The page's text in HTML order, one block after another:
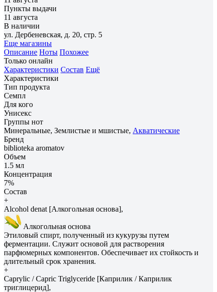
Пункты выдачи
11 августа
В наличии
ул. Дербеневская, д. 20, стр. 5
Еще магазины
Описание Ноты Похожее
Только онлайн
Характеристики Состав Ещё
Характеристики
Тип продукта
Семпл
Для кого
Унисекс
Группы нот
Минеральные, Землистые и мшистые, Акватические
Бренд
biblioteka aromatov
Объем
1.5 мл
Концентрация
7%
Состав
+
Alcohol denat [Алкогольная основа],
Алкогольная основа
Этиловый спирт, полученный из кукурузы путем
ферментации. Служит основой для растворения
парфюмерных компонентов. Обеспечивает их стойкость и
длительный срок хранения.
+
Caprylic / Capric Triglyceride [Каприлик / Каприлик
триглицерид],